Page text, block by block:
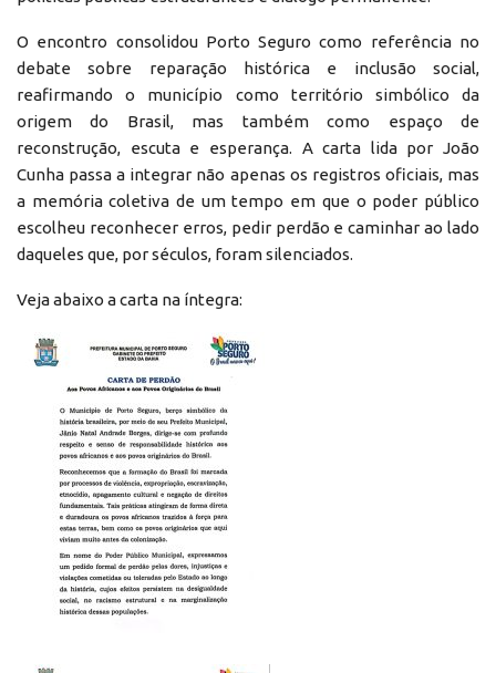
O encontro consolidou Porto Seguro como referência no
debate sobre reparação histórica e inclusão social,
reafirmando o município como território simbólico da
origem do Brasil, mas também como espaço de
reconstrução, escuta e esperança. A carta lida por João
Cunha passa a integrar não apenas os registros oficiais, mas
a memória coletiva de um tempo em que o poder público
escolheu reconhecer erros, pedir perdão e caminhar ao lado
daqueles que, por séculos, foram silenciados.
Veja abaixo a carta na íntegra: